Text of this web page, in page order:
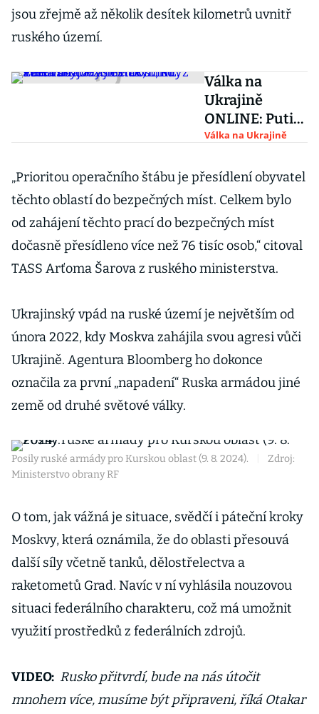
jsou zřejmě až několik desítek kilometrů uvnitř
ruského území.
Válka na
Ukrajině
ONLINE: Putin
cítí
když svět váhá
zvýšit tlak,
míní Zelenskyj
Válka na Ukrajině
„Prioritou operačního štábu je přesídlení obyvatel
těchto oblastí do bezpečných míst. Celkem bylo
od zahájení těchto prací do bezpečných míst
dočasně přesídleno více než 76 tisíc osob,“ citoval
TASS Arťoma Šarova z ruského ministerstva.
Ukrajinský vpád na ruské území je největším od
února 2022, kdy Moskva zahájila svou agresi vůči
Ukrajině. Agentura Bloomberg ho dokonce
označila za první „napadení“ Ruska armádou jiné
země od druhé světové války.
Posily ruské armády pro Kurskou oblast (9. 8. 2024).
Zdroj:
Ministerstvo obrany RF
O tom, jak vážná je situace, svědčí i páteční kroky
Moskvy, která oznámila, že do oblasti přesouvá
další síly včetně tanků, dělostřelectva a
raketometů Grad. Navíc v ní vyhlásila nouzovou
situaci federálního charakteru, což má umožnit
využití prostředků z federálních zdrojů.
VIDEO: Rusko přitvrdí, bude na nás útočit
mnohem více, musíme být připraveni, říká Otakar